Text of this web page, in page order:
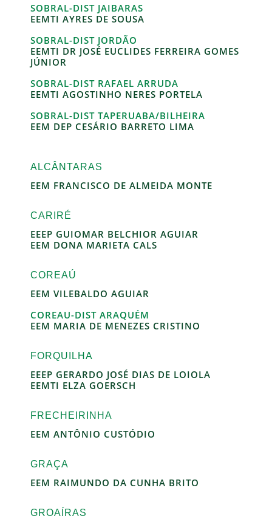
SOBRAL-DIST JAIBARAS
EEMTI AYRES DE SOUSA
SOBRAL-DIST JORDÃO
EEMTI DR JOSÉ EUCLIDES FERREIRA GOMES
JÚNIOR
SOBRAL-DIST RAFAEL ARRUDA
EEMTI AGOSTINHO NERES PORTELA
SOBRAL-DIST TAPERUABA/BILHEIRA
EEM DEP CESÁRIO BARRETO LIMA
ALCÂNTARAS
EEM FRANCISCO DE ALMEIDA MONTE
CARIRÉ
EEEP GUIOMAR BELCHIOR AGUIAR
EEM DONA MARIETA CALS
COREAÚ
EEM VILEBALDO AGUIAR
COREAU-DIST ARAQUÉM
EEM MARIA DE MENEZES CRISTINO
FORQUILHA
EEEP GERARDO JOSÉ DIAS DE LOIOLA
EEMTI ELZA GOERSCH
FRECHEIRINHA
EEM ANTÔNIO CUSTÓDIO
GRAÇA
EEM RAIMUNDO DA CUNHA BRITO
GROAÍRAS